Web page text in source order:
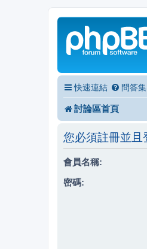
快速連結 問答集
討論區首頁
您必須註冊並且
會員名稱:
密碼: